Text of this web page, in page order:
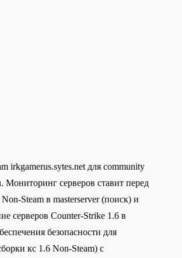
irkgamerus.sytes.net для community
Мониторинг серверов ставит перед
Steam в masterserver (поиск) и
серверов Counter-Strike 1.6 в
безопасности для
кс 1.6 Non-Steam) с